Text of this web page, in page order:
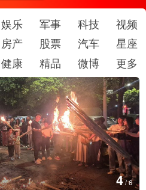
娱乐 军事 科技
视频
房产 股票 汽车
星座
健康 精品 微博 更多
5/6